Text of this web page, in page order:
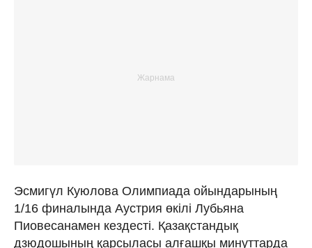
Эсмигүл Куюлова Олимпиада ойындарының
1/16 финалында Аустрия өкілі Лубьяна
Пиовесанамен кездесті. Қазақстандық
дзюдошының қарсыласы алғашқы минуттарда